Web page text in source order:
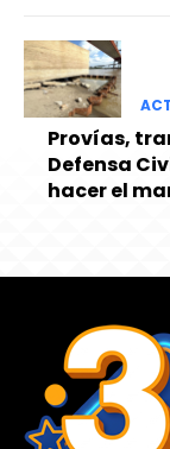
Provías,
Defensa
hacer el